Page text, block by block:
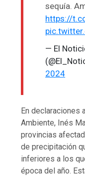
sequía.
https://
— El
2024
En declaraciones
Ambiente, Inés
provincias
de precipitación
inferiores a los
época del año.